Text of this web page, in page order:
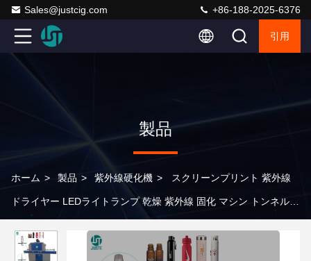
Sales@justcig.com +86-188-2025-6376
引用
製品
ホーム > 製品 > 紫外線硬化機 > スクリーンプリント 紫外線
ドライヤー LEDライトランプ 乾燥 紫外線 固化 マシン トンネル